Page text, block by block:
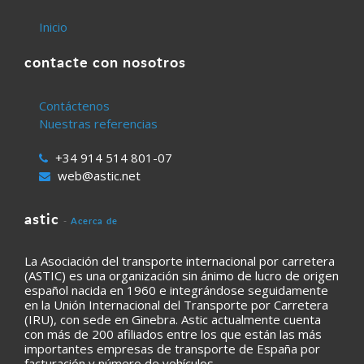
Inicio
contacte con nosotros
Contáctenos
Nuestras referencias
+34 914 514 801-07
web@astic.net
astic - Acerca de
La Asociación del transporte internacional por carretera
(ASTIC) es una organización sin ánimo de lucro de origen
español nacida en 1960 e integrándose seguidamente
en la Unión Internacional del Transporte por Carretera
(IRU), con sede en Ginebra. Astic actualmente cuenta
con más de 200 afiliados entre los que están las más
importantes empresas de transporte de España por